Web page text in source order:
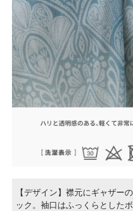
【デザイン】襟元にギャザー
ック。袖口はふっくらとした